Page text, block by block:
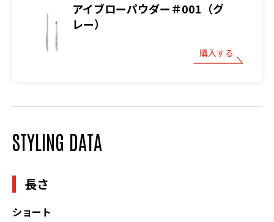
アイブローパウダー＃001（グ
レー）
購入する
STYLING DATA
長さ
ショート